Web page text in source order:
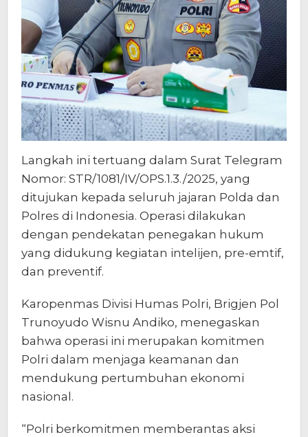
Langkah ini tertuang dalam Surat Telegram
Nomor: STR/1081/IV/OPS.1.3./2025, yang
ditujukan kepada seluruh jajaran Polda dan
Polres di Indonesia. Operasi dilakukan
dengan pendekatan penegakan hukum
yang didukung kegiatan intelijen, pre-emtif,
dan preventif.
Karopenmas Divisi Humas Polri, Brigjen Pol
Trunoyudo Wisnu Andiko, menegaskan
bahwa operasi ini merupakan komitmen
Polri dalam menjaga keamanan dan
mendukung pertumbuhan ekonomi
nasional.
“Polri berkomitmen memberantas aksi